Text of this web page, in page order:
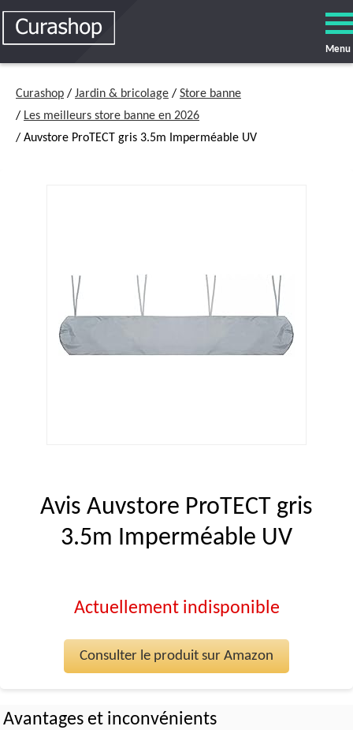
Menu
Curashop / Jardin & bricolage / Store banne
/ Les meilleurs store banne en 2026
/ Auvstore ProTECT gris 3.5m Imperméable UV
Avis Auvstore ProTECT gris
3.5m Imperméable UV
Actuellement indisponible
Consulter le produit sur Amazon
Avantages et inconvénients